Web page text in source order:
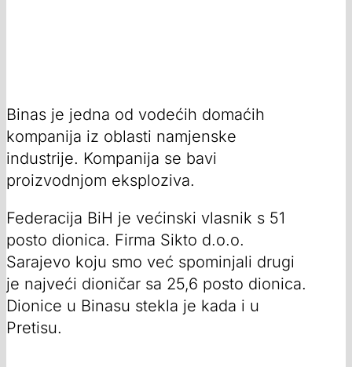
Binas je jedna od vodećih domaćih
kompanija iz oblasti namjenske
industrije. Kompanija se bavi
proizvodnjom eksploziva.
Federacija BiH je većinski vlasnik s 51
posto dionica. Firma Sikto d.o.o.
Sarajevo koju smo već spominjali drugi
je najveći dioničar sa 25,6 posto dionica.
Dionice u Binasu stekla je kada i u
Pretisu.